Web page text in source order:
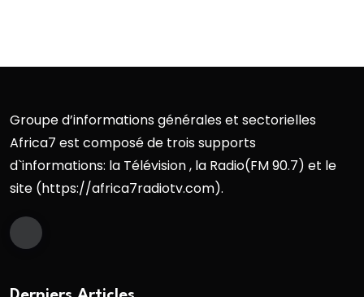
Groupe d’informations générales et sectorielles
Africa7 est composé de trois supports
d`informations: la Télévision , la Radio(FM 90.7) et le
site (https://africa7radiotv.com).